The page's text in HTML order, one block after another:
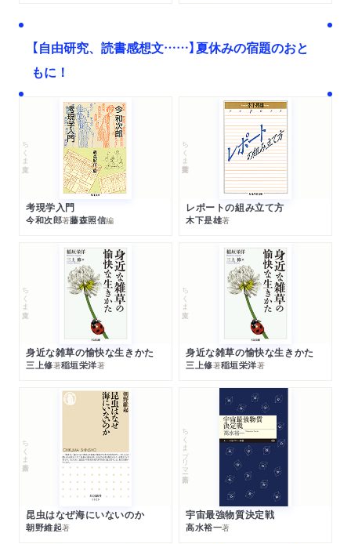
【自由研究、読書感想文……】夏休みの宿題のおと
もに！
ちくま文庫
考現学入門
今和次郎著藤森照信編
ちくま学芸文庫
レポートの組み立て方
木下是雄著
ちくま文庫
身近な雑草の愉快な生きかた
三上修著稲垣栄洋著
ちくま文庫
身近な雑草の愉快な生きかた
三上修著稲垣栄洋著
ちくま新書
昆虫はなぜ海にいないのか
朝野維起著
ちくまプリマー新書
宇宙最強物質決定戦
高水裕一著